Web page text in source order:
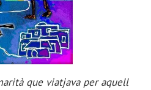
que viatjava per aquell